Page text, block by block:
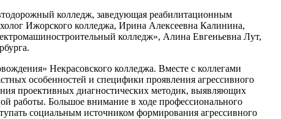
колледж, заведующая реабилитационным
Ижорского колледжа, Ирина Алексеевна Калинина,
колледж», Алина Евгеньевна Лут,
Некрасовского колледжа. Вместе с коллегами
особенностей и специфики проявления агрессивного
проективных диагностических методик, выявляющих
работы. Большое внимание в ходе профессионального
социальным источником формирования агрессивного